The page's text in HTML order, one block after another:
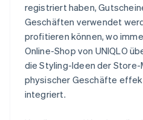
registriert haben,
Geschäften verwendet
profitieren können, wo
Online-Shop von UNIQLO
die Styling-Ideen der
physischer Geschäfte
integriert.